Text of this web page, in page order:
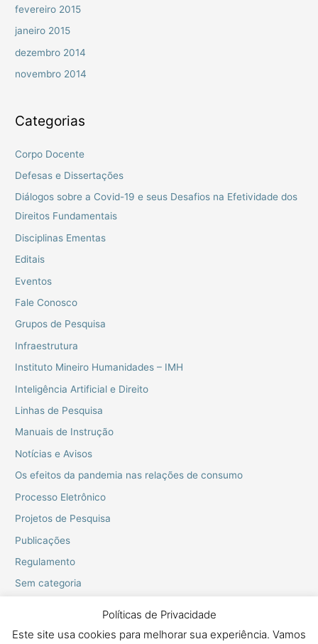
fevereiro 2015
janeiro 2015
dezembro 2014
novembro 2014
Categorias
Corpo Docente
Defesas e Dissertações
Diálogos sobre a Covid-19 e seus Desafios na Efetividade dos
Direitos Fundamentais
Disciplinas Ementas
Editais
Eventos
Fale Conosco
Grupos de Pesquisa
Infraestrutura
Instituto Mineiro Humanidades – IMH
Inteligência Artificial e Direito
Linhas de Pesquisa
Manuais de Instrução
Notícias e Avisos
Os efeitos da pandemia nas relações de consumo
Processo Eletrônico
Projetos de Pesquisa
Publicações
Regulamento
Sem categoria
Políticas de Privacidade
Este site usa cookies para melhorar sua experiência. Vamos